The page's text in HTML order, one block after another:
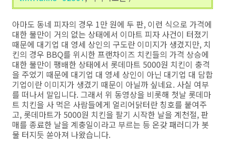
아마도 동네 피자의 경우 1만 원에 두 판, 이런 식으로 가격에
대한 불만이 거의 없는 상태에서 이마트 피자 사건이 터졌기
때문에 대기업 대 영세 상인의 구도란 이미지가 생겼지만, 치
킨의 경우 BBQ를 위시한 프랜차이즈 치킨들의 가격 상승에
대한 불만이 팽배한 상태에서 롯데마트 5000원 치킨이 충격
을 주었기 때문에 대기업 대 영세 상인이 아닌 대기업 대 담합
기업이란 이미지가 생겼기 때문이 아닐까 싶네요. 사실 여부
를 떠나서 말입니다. 그래서 위 동영상을 비롯해 첫날 롯데마
트 치킨을 사 먹은 사람들에게 얼리어닭터란 칭호를 붙여주
고, 롯데마트가 5000원 치킨을 팔기 시작한 날을 계천절, 판
매를 종료한 날을 계충일이라고 부르는 등 온갖 패러디가 봇
물 터지듯 쏟아져 나왔습니다.